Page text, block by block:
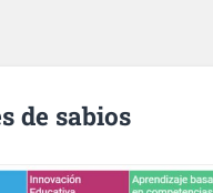
de sabios